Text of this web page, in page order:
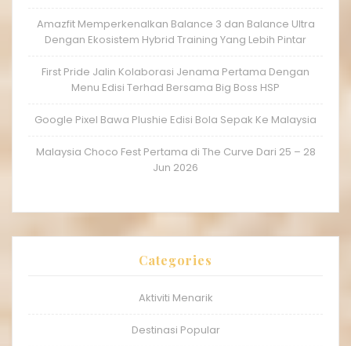
Amazfit Memperkenalkan Balance 3 dan Balance Ultra
Dengan Ekosistem Hybrid Training Yang Lebih Pintar
First Pride Jalin Kolaborasi Jenama Pertama Dengan
Menu Edisi Terhad Bersama Big Boss HSP
Google Pixel Bawa Plushie Edisi Bola Sepak Ke Malaysia
Malaysia Choco Fest Pertama di The Curve Dari 25 – 28
Jun 2026
Categories
Aktiviti Menarik
Destinasi Popular